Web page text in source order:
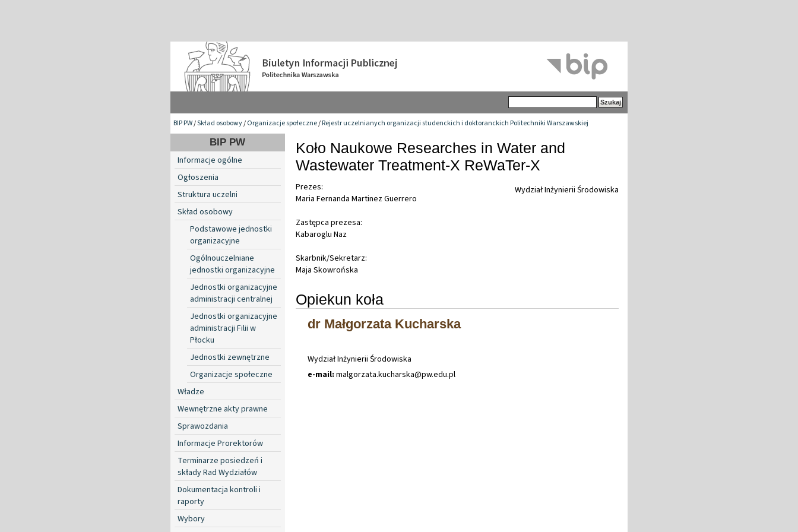
BIP PW/Skład osobowy/Organizacje społeczne/Rejestr uczelnianych organizacji studenckich i doktoranckich Politechniki Warszawskiej
BIP PW
Informacje ogólne
Ogłoszenia
Struktura uczelni
Skład osobowy
Podstawowe jednostki
organizacyjne
Ogólnouczelniane
jednostki organizacyjne
Jednostki organizacyjne
administracji centralnej
Jednostki organizacyjne
administracji Filii w
Płocku
Jednostki zewnętrzne
Organizacje społeczne
Władze
Wewnętrzne akty prawne
Sprawozdania
Informacje Prorektorów
Terminarze posiedzeń i
składy Rad Wydziałów
Dokumentacja kontroli i
raporty
Wybory
Koło Naukowe Researches in Water and
Wastewater Treatment-X ReWaTer-X
Wydział Inżynierii Środowiska
Prezes:
Maria Fernanda Martinez Guerrero
Zastępca prezesa:
Kabaroglu Naz
Skarbnik/Sekretarz:
Maja Skowrońska
Opiekun koła
dr Małgorzata Kucharska
Wydział Inżynierii Środowiska
e-mail: malgorzata.kucharska@pw.edu.pl